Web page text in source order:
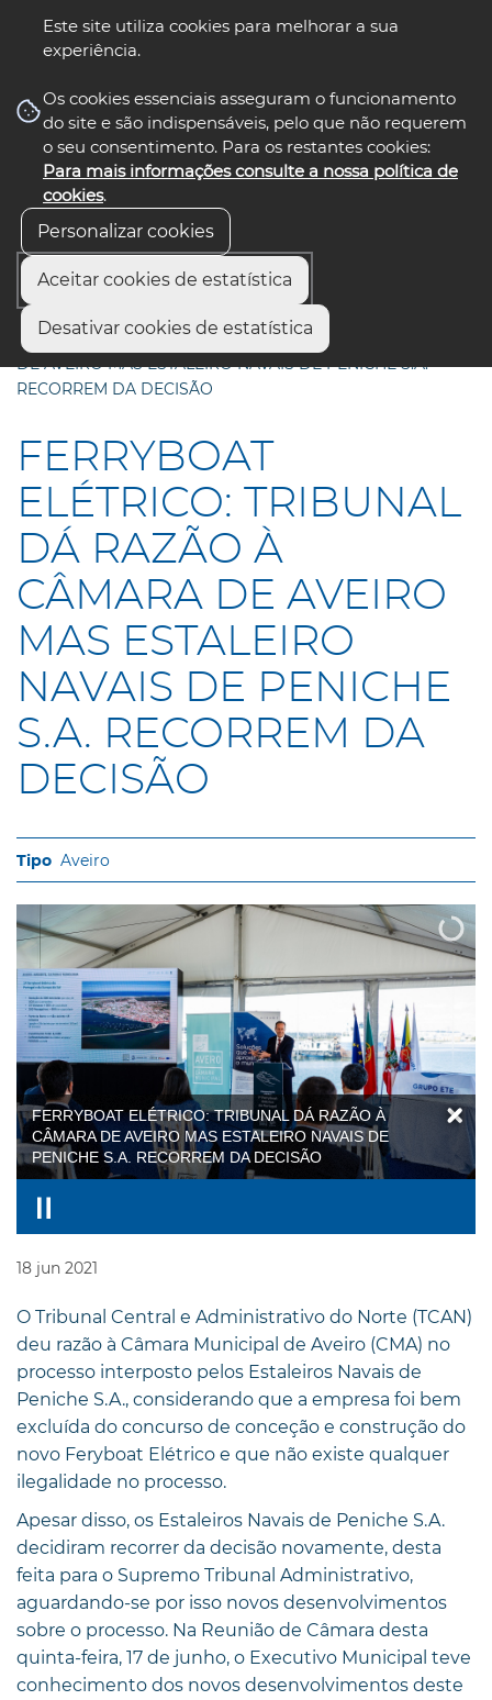
Este site utiliza cookies para melhorar a sua
experiência.
Os cookies essenciais asseguram o funcionamento
do site e são indispensáveis, pelo que não requerem
o seu consentimento. Para os restantes cookies:
Para mais informações consulte a nossa política de
cookies.
Personalizar cookies
Aceitar cookies de estatística
Desativar cookies de estatística
nos select language
Início
FERRYBOAT ELÉTRICO: TRIBUNAL DÁ RAZÃO À CÂMARA
DE AVEIRO MAS ESTALEIRO NAVAIS DE PENICHE S.A.
RECORREM DA DECISÃO
FERRYBOAT
ELÉTRICO: TRIBUNAL
DÁ RAZÃO À
CÂMARA DE AVEIRO
MAS ESTALEIRO
NAVAIS DE PENICHE
S.A. RECORREM DA
DECISÃO
Aveiro
FERRYBOAT ELÉTRICO: TRIBUNAL DÁ RAZÃO À
CÂMARA DE AVEIRO MAS ESTALEIRO NAVAIS DE
PENICHE S.A. RECORREM DA DECISÃO
18 jun 2021
O Tribunal Central e Administrativo do Norte (TCAN)
deu razão à Câmara Municipal de Aveiro (CMA) no
processo interposto pelos Estaleiros Navais de
Peniche S.A., considerando que a empresa foi bem
excluída do concurso de conceção e construção do
novo Feryboat Elétrico e que não existe qualquer
ilegalidade no processo.
Apesar disso, os Estaleiros Navais de Peniche S.A.
decidiram recorrer da decisão novamente, desta
feita para o Supremo Tribunal Administrativo,
aguardando-se por isso novos desenvolvimentos
sobre o processo. Na Reunião de Câmara desta
quinta-feira, 17 de junho, o Executivo Municipal teve
conhecimento dos novos desenvolvimentos deste